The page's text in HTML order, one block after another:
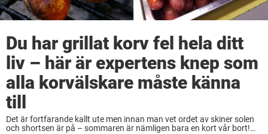
Du har grillat korv fel hela ditt
liv – här är expertens knep som
alla korvälskare måste känna
till
Det är fortfarande kallt ute men innan man vet ordet av skiner solen
och shortsen är på – sommaren är nämligen bara en kort vår bort!